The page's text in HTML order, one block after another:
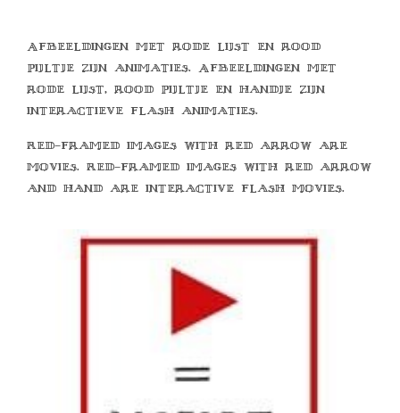
Afbeeldingen met rode lijst en rood
pijltje zijn animaties. Afbeeldingen met
rode lijst, rood pijltje en handje zijn
interactieve flash animaties.
Red-framed images with red arrow are
movies. Red-framed images with red arrow
and hand are interactive flash movies.